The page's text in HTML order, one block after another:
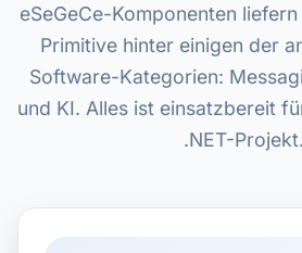
eSeGeCe-Komponenten
Primitive hinter einigen der
Software-Kategorien:
und KI. Alles ist einsatzbereit
.NET-Projekt.